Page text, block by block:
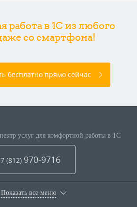
работа в 1С из любого
со смартфона!
бесплатно прямо сейчас
услуг для комфортной работы в 1С
(812) 970-9716
Показать все меню